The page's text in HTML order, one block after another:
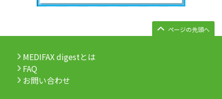
ページの先頭へ
MEDIFAX digestとは
FAQ
お問い合わせ